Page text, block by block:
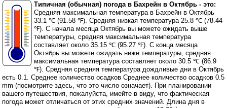
Типичная (обычная) погода в Бахрейн в Октябрь - это:
Средняя максимальная температура в Бахрейн в Октябрь
33.1 ℃ (91.58 ℉). Средняя низкая температура 25.8 ℃ (78.44
℉). С начала месяца Октябрь вы можете ожидать выше
температуры, средняя максимальная температура
составляет около 35.15 ℃ (95.27 ℉). С конца месяца
Октябрь вы можете ожидать ниже температуры, средняя
максимальная температура составляет около 30.5 ℃ (86.9
℉). Средняя средняя температура дождливые дни в Октябрь
есть 0.1. Среднее количество осадков Среднее количество осадков 0.5
mm (посмотрите здесь, что это число означает). При планировании
вашего путешествия, пожалуйста, имейте в виду, что фактическая
погода может отличаться от этих средних значений. Длина дня в